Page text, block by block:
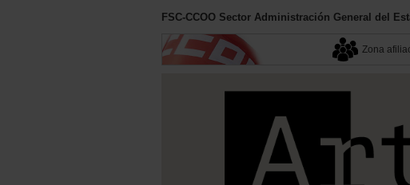
FSC-CCOO Sector Administración General del
Zona